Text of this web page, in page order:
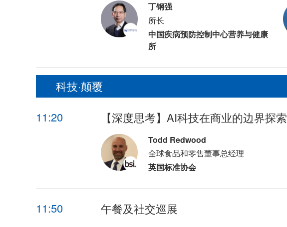
丁钢强
所长
中国疾病预防控制中心营养与健康
所
科技·颠覆
11:20
【深度思考】AI科技在商业的边界探索
Todd Redwood
全球食品和零售董事总经理
英国标准协会
11:50 午餐及社交巡展